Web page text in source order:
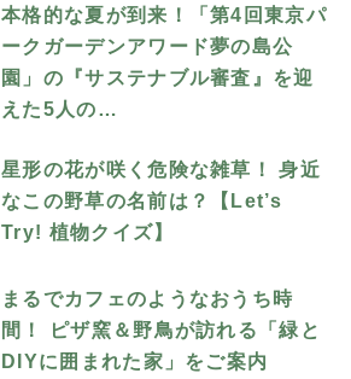
本格的な夏が到来！「第4回東京パ
ークガーデンアワード夢の島公
園」の『サステナブル審査』を迎
えた5人の…
星形の花が咲く危険な雑草！ 身近
なこの野草の名前は？【Let’s
Try! 植物クイズ】
まるでカフェのようなおうち時
間！ ピザ窯＆野鳥が訪れる「緑と
DIYに囲まれた家」をご案内